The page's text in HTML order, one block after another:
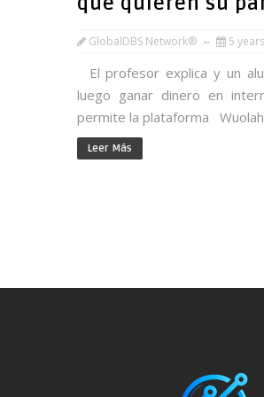
GlobalDBS Network® 5
El profesor explica y un
luego ganar dinero en
permite la plataforma Wuolah
Leer Más